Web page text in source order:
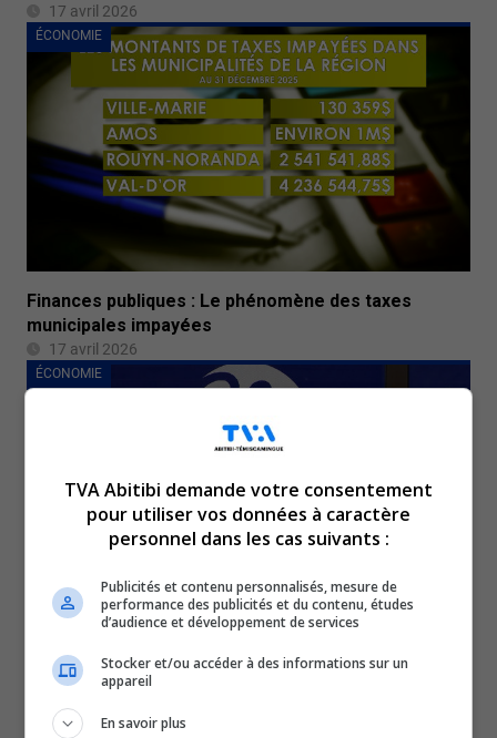
17 avril 2026
ÉCONOMIE
Finances publiques : Le phénomène des taxes
municipales impayées
17 avril 2026
ÉCONOMIE
structure municipale
16 avril 2026
ÉCONOMIE
TVA Abitibi demande votre consentement
pour utiliser vos données à caractère
personnel dans les cas suivants :
Publicités et contenu personnalisés, mesure de
performance des publicités et du contenu, études
d’audience et développement de services
Stocker et/ou accéder à des informations sur un
appareil
En savoir plus